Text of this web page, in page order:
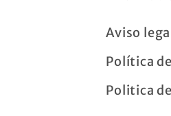
Aviso
Política
Politica